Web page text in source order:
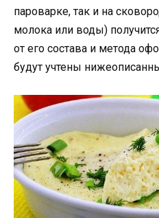
пароварке, так и на
молока или воды)
от его состава и метода
будут учтены